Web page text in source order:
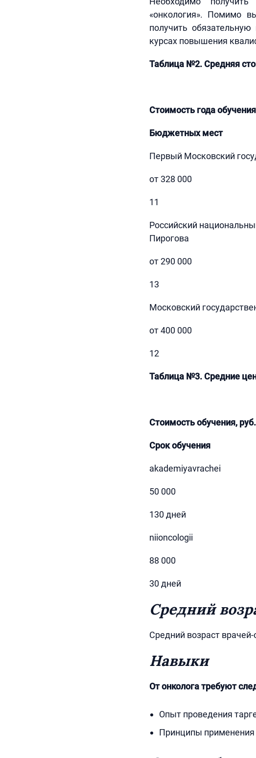
«онкология». Помимо
получить
курсах повышения
Таблица №2. Средняя
Стоимость года
Бюджетных мест
Первый Московский
от 328 000
11
Российский
Пирогова
от 290 000
13
Московский
от 400 000
12
Таблица №3. Средние
Стоимость обучения, руб.
Срок обучения
akademiyavrachei
50 000
130 дней
niioncologii
88 000
30 дней
Средний
Средний возраст
Навыки
От онколога требуют
Опыт проведения
Принципы